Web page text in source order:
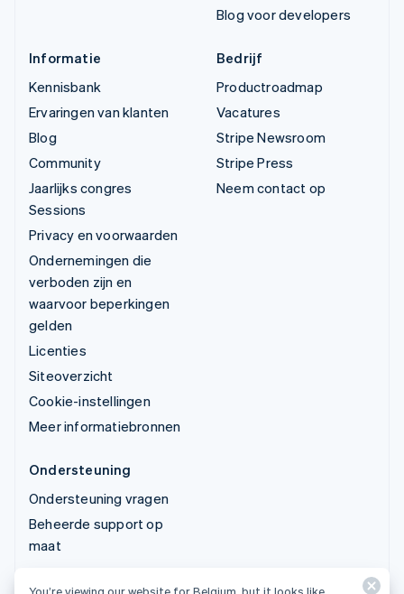
Blog voor developers
Informatie
Kennisbank
Ervaringen van klanten
Blog
Community
Jaarlijks congres
Sessions
Privacy en voorwaarden
Ondernemingen die
verboden zijn en
waarvoor beperkingen
gelden
Licenties
Siteoverzicht
Cookie-instellingen
Meer informatiebronnen
Bedrijf
Productroadmap
Vacatures
Stripe Newsroom
Stripe Press
Neem contact op
Ondersteuning
Ondersteuning vragen
Beheerde support op
maat
You’re viewing our website for Belgium, but it looks like